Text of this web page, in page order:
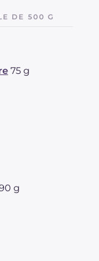
DE 500 G
75 g
g